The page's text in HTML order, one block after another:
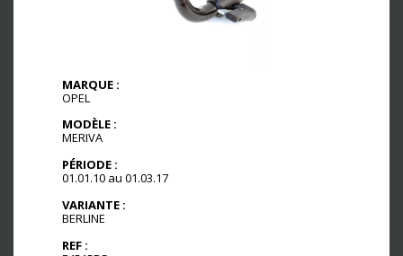
MARQUE :
OPEL
MODÈLE :
MERIVA
PÉRIODE :
01.01.10 au 01.03.17
VARIANTE :
BERLINE
REF :